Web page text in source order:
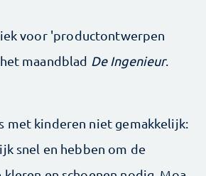
voor 'productontwerpen
maandblad De Ingenieur.
met kinderen niet gemakkelijk:
snel en hebben om de